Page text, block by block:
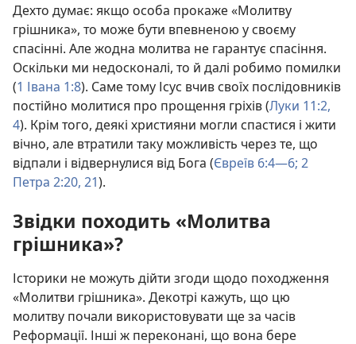
Дехто думає: якщо особа прокаже «Молитву
грішника», то може бути впевненою у своєму
спасінні. Але жодна молитва не гарантує спасіння.
Оскільки ми недосконалі, то й далі робимо помилки
(1 Івана 1:8). Саме тому Ісус вчив своїх послідовників
постійно молитися про прощення гріхів (Луки 11:2,
4). Крім того, деякі християни могли спастися і жити
вічно, але втратили таку можливість через те, що
відпали і відвернулися від Бога (Євреїв 6:4—6; 2
Петра 2:20, 21).
Звідки походить «Молитва
грішника»?
Історики не можуть дійти згоди щодо походження
«Молитви грішника». Декотрі кажуть, що цю
молитву почали використовувати ще за часів
Реформації. Інші ж переконані, що вона бере